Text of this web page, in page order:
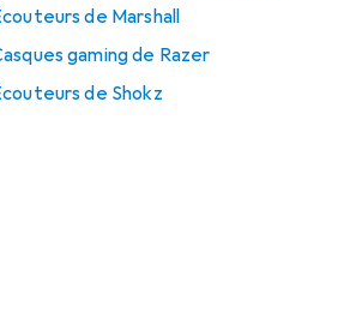
de Marshall
gaming de Razer
de Shokz